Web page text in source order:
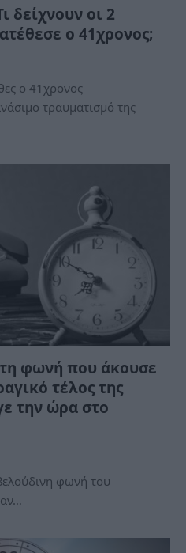
δείχνουν οι 2
ο 41χρονος;
ο 41χρονος
τραυματισμό της
φωνή που άκουσε
τέλος της
την ώρα στο
φωνή του